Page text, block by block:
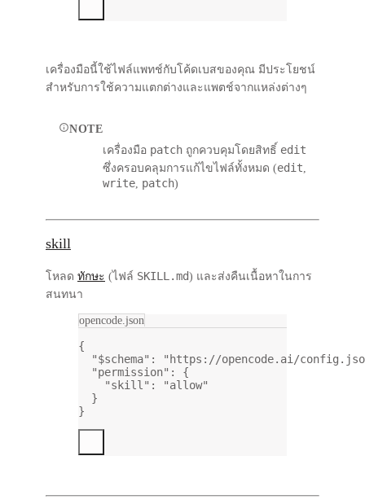
เครื่องมือนี้ใช้ไฟล์แพทช์กับโค้ดเบสของคุณ มีประโยชน์
สำหรับการใช้ความแตกต่างและแพตช์จากแหล่งต่างๆ
NOTE
เครื่องมือ patch ถูกควบคุมโดยสิทธิ์ edit
ซึ่งครอบคลุมการแก้ไขไฟล์ทั้งหมด (edit
write patch)
skill
โหลด ทักษะ (ไฟล์ SKILL.md) และส่งคืนเนื้อหาในการ
สนทนา
opencode.json
{
"$schema" :
"https://opencode.ai/
"permission" : {
"skill" :
"allow"
}
}